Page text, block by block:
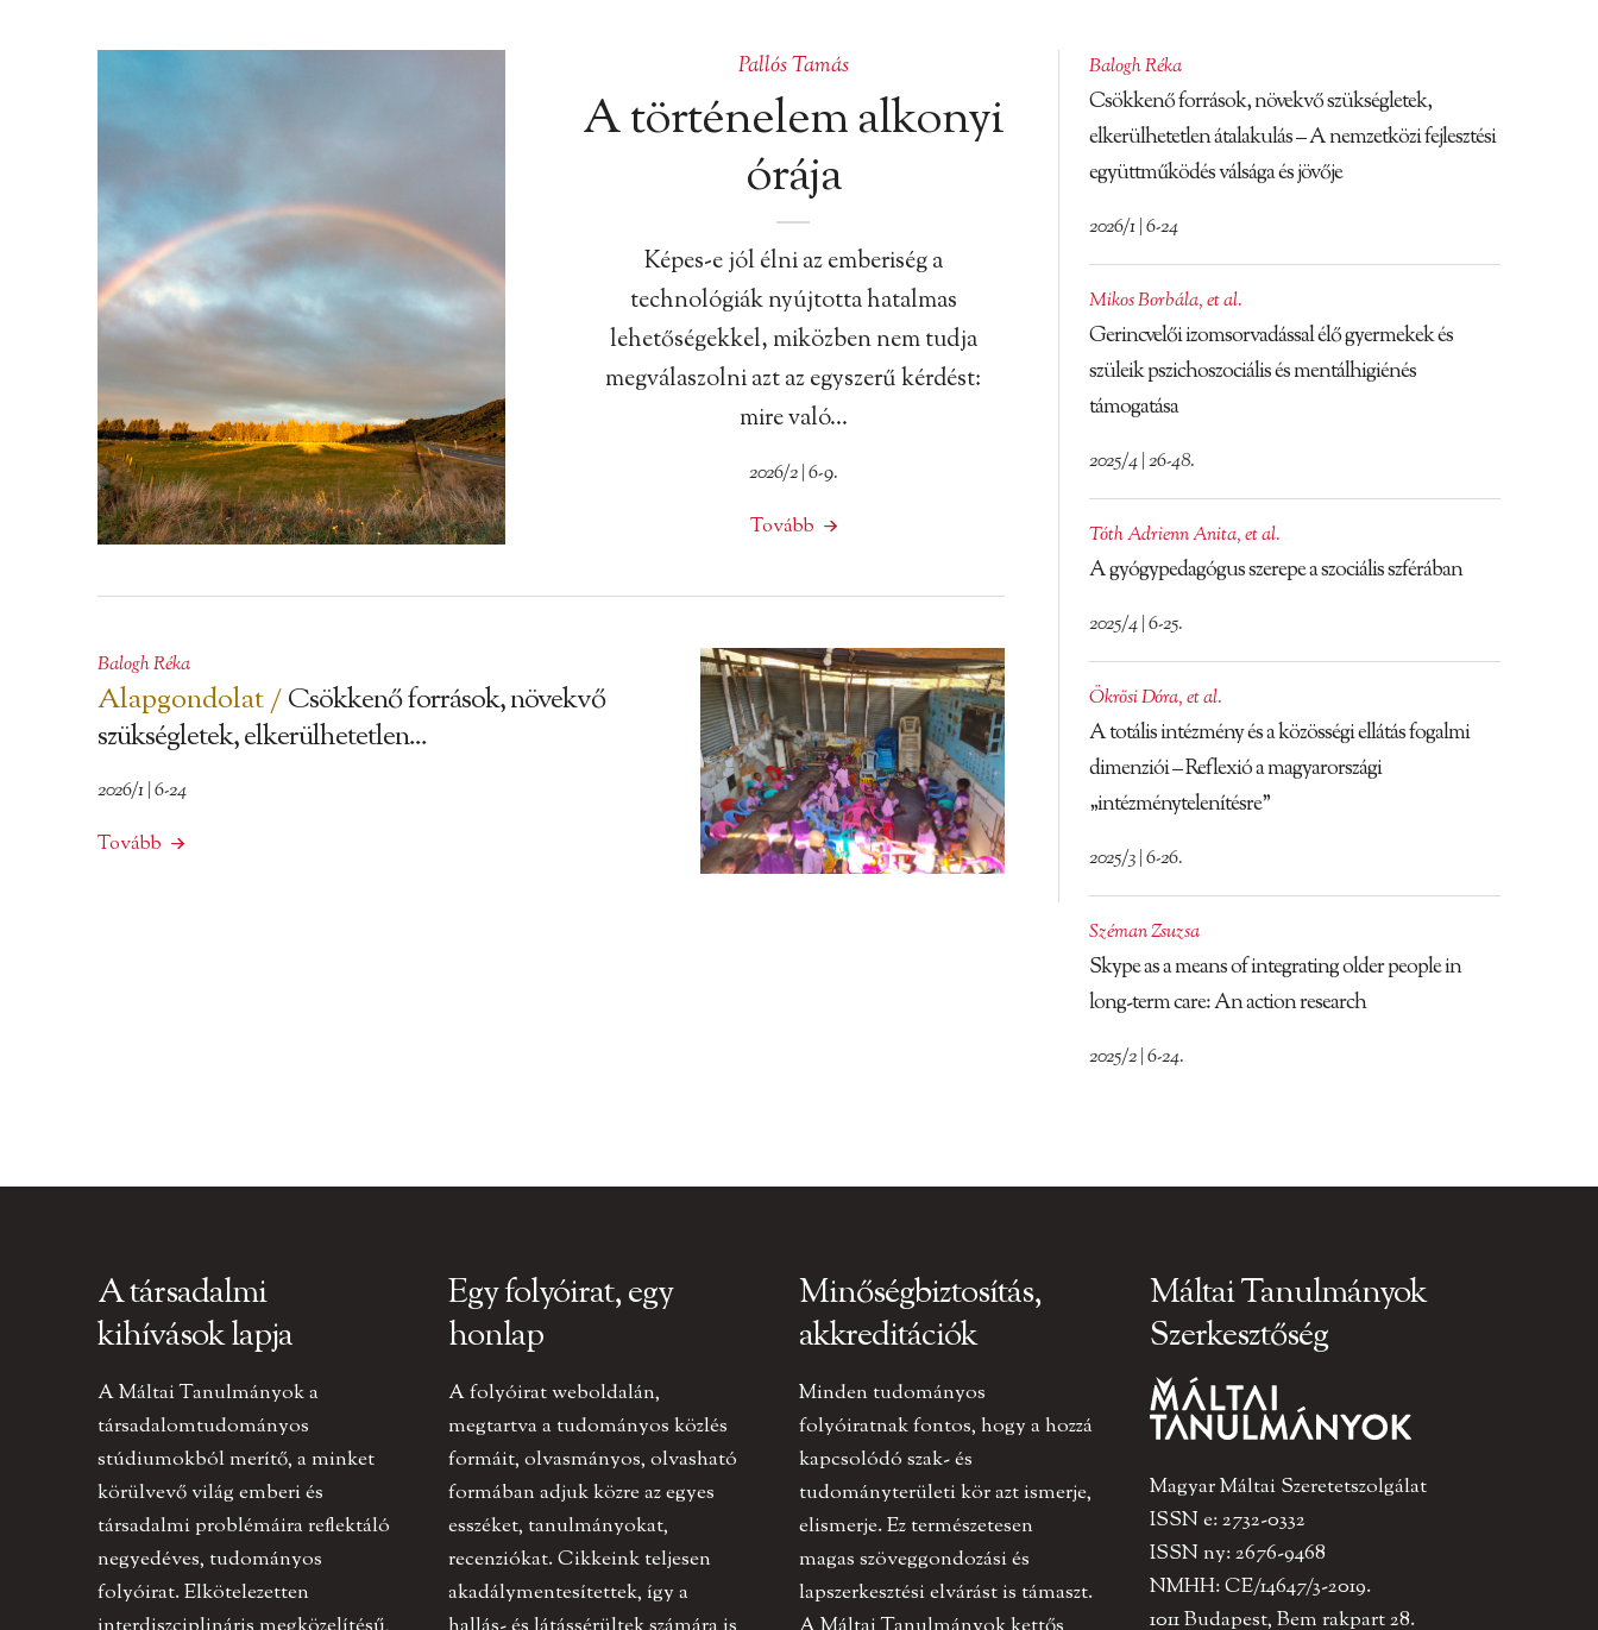
Pallós Tamás
A történelem alkonyi
órája
Képes-e jól élni az emberiség a
technológiák nyújtotta hatalmas
lehetőségekkel, miközben nem tudja
megválaszolni azt az egyszerű kérdést:
mire való…
2026/2 | 6-9.
Tovább
Balogh Réka
Alapgondolat /Csökkenő források, növekvő
szükségletek, elkerülhetetlen...
2026/1 | 6-24
Tovább
Balogh Réka
Csökkenő források, növekvő szükségletek,
elkerülhetetlen átalakulás – A nemzetközi fejlesztési
együttműködés válsága és jövője
2026/1 | 6-24
Mikos Borbála,et al.
Gerincvelői izomsorvadással élő gyermekek és
szüleik pszichoszociális és mentálhigiénés
támogatása
2025/4 | 26-48.
Tóth Adrienn Anita,et al.
A gyógypedagógus szerepe a szociális szférában
2025/4 | 6-25.
Ökrösi Dóra,et al.
A totális intézmény és a közösségi ellátás fogalmi
dimenziói – Reflexió a magyarországi
„intézménytelenítésre”
2025/3 | 6-26.
Széman Zsuzsa
Skype as a means of integrating older people in
long-term care: An action research
2025/2 | 6-24.
A társadalmi
kihívások lapja
A Máltai Tanulmányok a
társadalomtudományos
stúdiumokból merítő, a minket
körülvevő világ emberi és
társadalmi problémáira reflektáló
negyedéves, tudományos
folyóirat. Elkötelezetten
Egy folyóirat, egy
honlap
A folyóirat weboldalán,
megtartva a tudományos közlés
formáit, olvasmányos, olvasható
formában adjuk közre az egyes
esszéket, tanulmányokat,
recenziókat. Cikkeink teljesen
akadálymentesítettek, így a
Minőségbiztosítás,
akkreditációk
Minden tudományos
folyóiratnak fontos, hogy a hozzá
kapcsolódó szak- és
tudományterületi kör azt ismerje,
elismerje. Ez természetesen
magas szöveggondozási és
lapszerkesztési elvárást is támaszt.
Máltai Tanulmányok
Szerkesztőség
Magyar Máltai Szeretetszolgálat
ISSN e: 2732-0332
ISSN ny: 2676-9468
NMHH: CE/14647/3-2019.
1011 Budapest, Bem rakpart 28.